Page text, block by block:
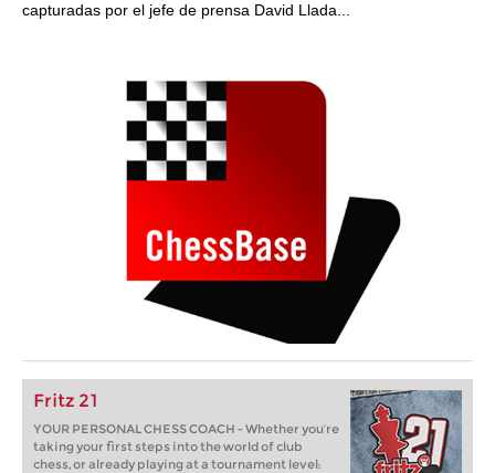
capturadas por el jefe de prensa David Llada...
Fritz 21
YOUR PERSONAL CHESS COACH - Whether you’re
taking your first steps into the world of club
chess, or already playing at a tournament level: